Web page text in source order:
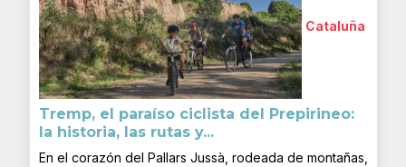
Cataluña
Tremp, el paraíso ciclista del Prepirineo:
la historia, las rutas y...
En el corazón del Pallars Jussà, rodeada de montañas,